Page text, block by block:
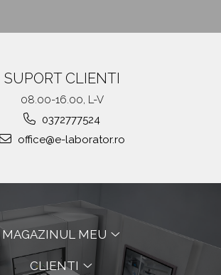
SUPORT CLIENTI
08.00-16.00, L-V
0372777524
office@e-laborator.ro
MAGAZINUL MEU
CLIENTI